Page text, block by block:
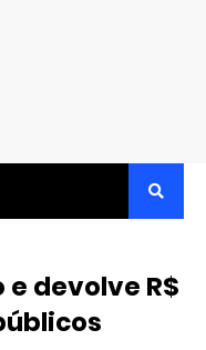
E
devolve R$